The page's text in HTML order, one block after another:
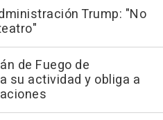
Trump: "No
de Fuego de
su actividad y obliga a